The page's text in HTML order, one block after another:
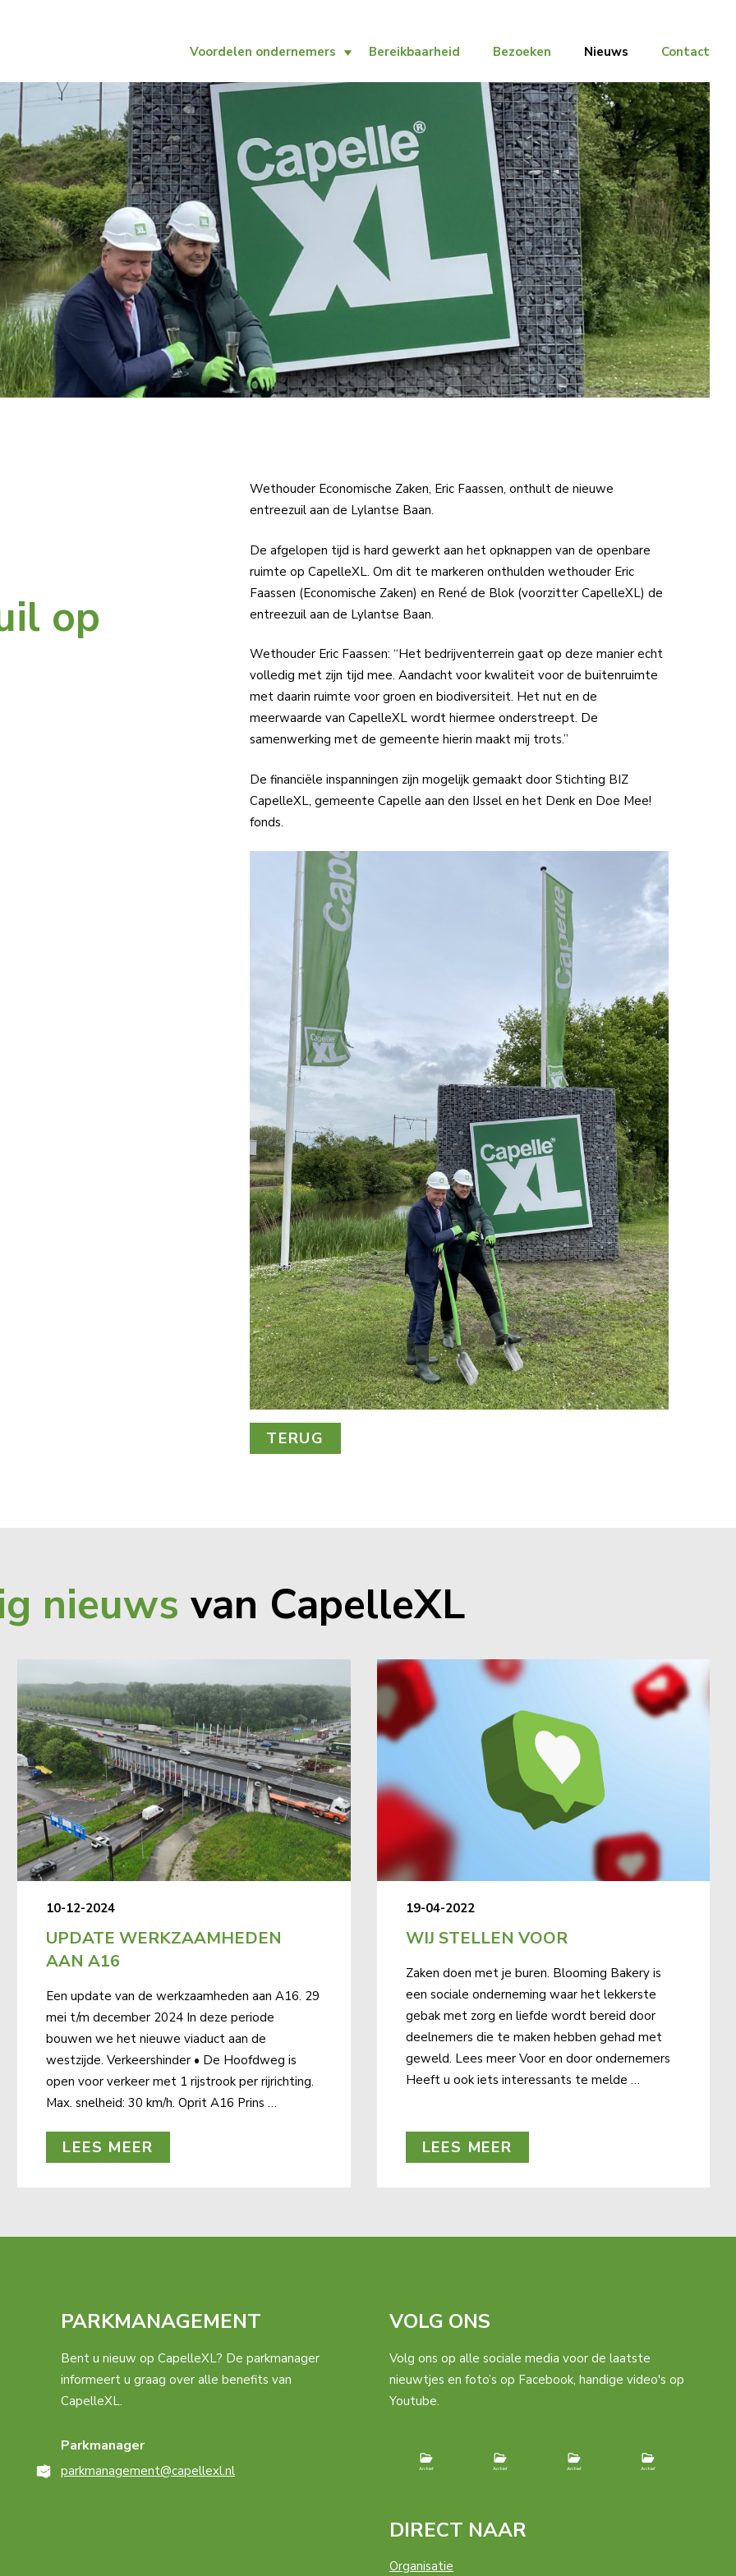
Voordelen ondernemers Bereikbaarheid Bezoeken Nieuws Contact
op
Wethouder Economische Zaken, Eric Faassen, onthult de nieuwe
entreezuil aan de Lylantse Baan.
De afgelopen tijd is hard gewerkt aan het opknappen van de openbare
ruimte op CapelleXL. Om dit te markeren onthulden wethouder Eric
Faassen (Economische Zaken) en René de Blok (voorzitter CapelleXL) de
entreezuil aan de Lylantse Baan.
Wethouder Eric Faassen: “Het bedrijventerrein gaat op deze manier echt
volledig met zijn tijd mee. Aandacht voor kwaliteit voor de buitenruimte
met daarin ruimte voor groen en biodiversiteit. Het nut en de
meerwaarde van CapelleXL wordt hiermee onderstreept. De
samenwerking met de gemeente hierin maakt mij trots.”
De financiële inspanningen zijn mogelijk gemaakt door Stichting BIZ
CapelleXL, gemeente Capelle aan den IJssel en het Denk en Doe Mee!
fonds.
TERUG
nieuws van CapelleXL
10-12-2024
UPDATE WERKZAAMHEDEN
AAN A16
Een update van de werkzaamheden aan A16. 29
mei t/m december 2024 In deze periode
bouwen we het nieuwe viaduct aan de
westzijde. Verkeershinder • De Hoofdweg is
open voor verkeer met 1 rijstrook per rijrichting.
Max. snelheid: 30 km/h. Oprit A16 Prins …
LEES MEER
19-04-2022
WIJ STELLEN VOOR
Zaken doen met je buren. Blooming Bakery is
een sociale onderneming waar het lekkerste
gebak met zorg en liefde wordt bereid door
deelnemers die te maken hebben gehad met
geweld. Lees meer Voor en door ondernemers
Heeft u ook iets interessants te melde …
LEES MEER
PARKMANAGEMENT
Bent u nieuw op CapelleXL? De parkmanager
informeert u graag over alle benefits van
CapelleXL.
Parkmanager
parkmanagement@capellexl.nl
VOLG ONS
Volg ons op alle sociale media voor de laatste
nieuwtjes en foto’s op Facebook, handige video's op
Youtube.
DIRECT NAAR
Organisatie